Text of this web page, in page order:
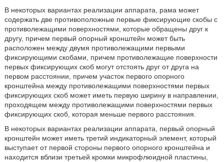
В некоторых вариантах реализации аппарата, рама может
содержать две противоположные первые фиксирующие скобы с
противолежащими поверхностями, которые обращены друг к
другу, причем первый опорный кронштейн может быть
расположен между двумя противолежащими первыми
фиксирующими скобами, причем противолежащие поверхности
первых фиксирующих скоб могут отстоять друг от друга на
первом расстоянии, причем участок первого опорного
кронштейна между противолежащими поверхностями первых
фиксирующих скоб может иметь первую ширину в направлении,
проходящем между противолежащими поверхностями первых
фиксирующих скоб, которая меньше первого расстояния.
В некоторых вариантах реализации аппарата, первый опорный
кронштейн может иметь третий индикаторный элемент, который
выступает от первой стороны первого опорного кронштейна и
находится вблизи третьей кромки микрофлюидной пластины,